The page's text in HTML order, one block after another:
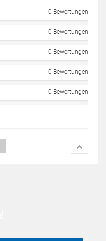
0 Bewertungen
0 Bewertungen
0 Bewertungen
0 Bewertungen
0 Bewertungen